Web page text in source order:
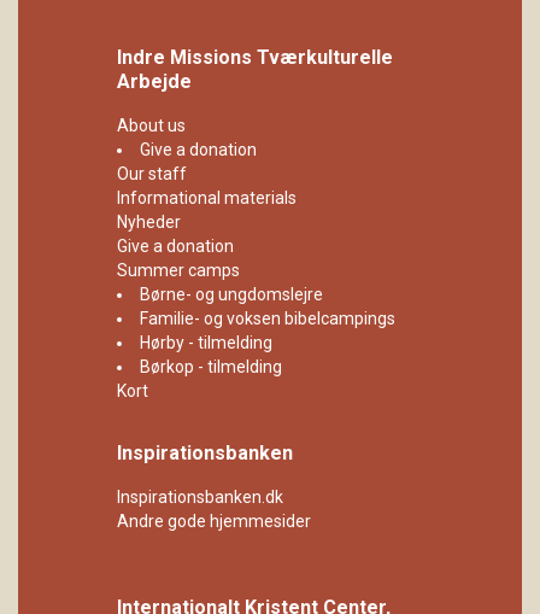
Indre Missions Tværkulturelle
Arbejde
About us
Give a donation
Our staff
Informational materials
Nyheder
Give a donation
Summer camps
Børne- og ungdomslejre
Familie- og voksen bibelcampings
Hørby - tilmelding
Børkop - tilmelding
Kort
Inspirationsbanken
Inspirationsbanken.dk
Andre gode hjemmesider
Internationalt Kristent Center,